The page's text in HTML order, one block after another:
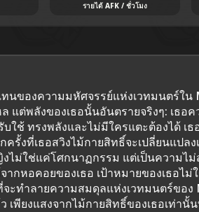
รายได้ AFK / ชั่วโมง
นของความมหัศจรรย์แห่งเวทมนตร์ใน
แต่พลังของเธอนั้นอันตรายจริงๆ: เธอ
บใช้ ทรงพลังและไม่มีใครแตะต้องได้ เ
รั้งที่เธอสวิงไม้กายสิทธิ์จะเปลี่ยนแปลง
ไม่ใช่แค่โศกนาฏกรรม แต่เป็นความไ
ากหอคอยของเธอ เป้าหมายของเธอไม่
ะทำลายความสมดุลแห่งเวทมนตร์ของ
เพียงแสงจากไม้กายสิทธิ์ของเธอเท่านั้